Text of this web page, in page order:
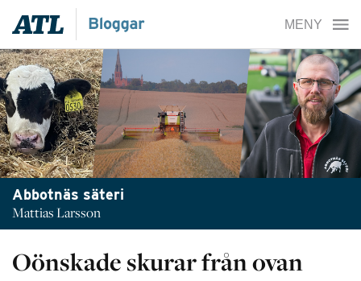
Abbotnäs säteri
Mattias Larsson
Oönskade skurar från ovan